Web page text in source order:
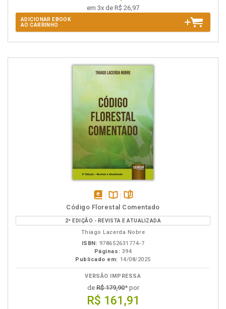
em 3x de R$ 26,97
ADICIONAR EBOOK
AO CARRINHO
disponível
em
eBook
Disponível
na
B.V.
páginas
Código Florestal Comentado
2ª EDIÇÃO - REVISTA E ATUALIZADA
Thiago Lacerda Nobre
ISBN: 978652631774-7
Páginas: 394
Publicado em: 14/08/2025
VERSÃO IMPRESSA
deR$ 179,90* por
R$ 161,91